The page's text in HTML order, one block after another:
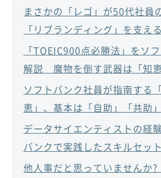
まさかの「レゴ」が50代社員
「リブランディング」を支える
「TOEIC900点必勝法」をソ
解説 魔物を倒す武器は「知恵
ソフトバンク社員が指南する
恵」、基本は「自助」「共助
データサイエンティストの経
バンクで実践したスキルセッ
他人事だと思っていませんか